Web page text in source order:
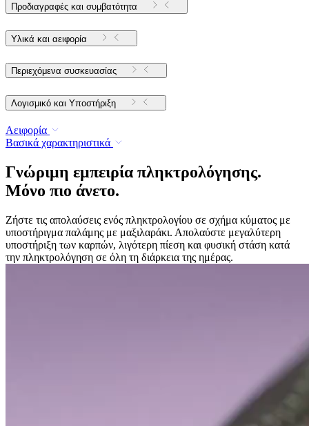
Προδιαγραφές και συμβατότητα
Υλικά και αειφορία
Περιεχόμενα συσκευασίας
Λογισμικό και Υποστήριξη
Αειφορία
Βασικά χαρακτηριστικά
Γνώριμη εμπειρία πληκτρολόγησης.
Μόνο πιο άνετο.
Ζήστε τις απολαύσεις ενός πληκτρολογίου σε σχήμα κύματος με
υποστήριγμα παλάμης με μαξιλαράκι. Απολαύστε μεγαλύτερη
υποστήριξη των καρπών, λιγότερη πίεση και φυσική στάση κατά
την πληκτρολόγηση σε όλη τη διάρκεια της ημέρας.